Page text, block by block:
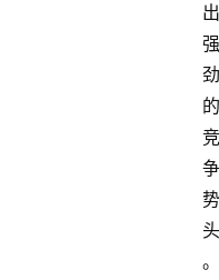
出
强
劲
的
竞
争
势
头
。